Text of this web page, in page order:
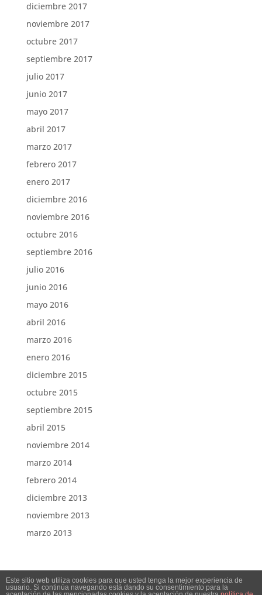
diciembre 2017
noviembre 2017
octubre 2017
septiembre 2017
julio 2017
junio 2017
mayo 2017
abril 2017
marzo 2017
febrero 2017
enero 2017
diciembre 2016
noviembre 2016
octubre 2016
septiembre 2016
julio 2016
junio 2016
mayo 2016
abril 2016
marzo 2016
enero 2016
diciembre 2015
octubre 2015
septiembre 2015
abril 2015
noviembre 2014
marzo 2014
febrero 2014
diciembre 2013
noviembre 2013
marzo 2013
Este sitio web utiliza cookies para que usted tenga la mejor experiencia de
usuario. Si continúa navegando está dando su consentimiento para la